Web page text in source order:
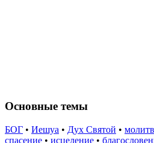
Основные темы
БОГ • Иешуа • Дух Святой •
спасение • исцеление •